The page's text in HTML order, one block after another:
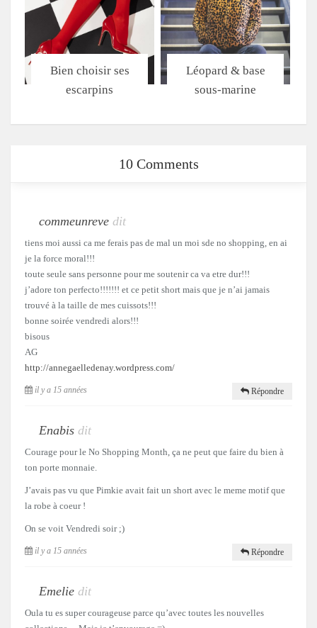
Bien choisir ses
escarpins
Léopard & base
sous-marine
10 Comments
commeunreve dit
tiens moi aussi ca me ferais pas de mal un moi sde no shopping, en ai
je la force moral!!!
toute seule sans personne pour me soutenir ca va etre dur!!!
j’adore ton perfecto!!!!!!! et ce petit short mais que je n’ai jamais
trouvé à la taille de mes cuissots!!!
bonne soirée vendredi alors!!!
bisous
AG
http://annegaelledenay.wordpress.com/
il y a 15 années Répondre
Enabis dit
Courage pour le No Shopping Month, ça ne peut que faire du bien à
ton porte monnaie.
J’avais pas vu que Pimkie avait fait un short avec le meme motif que
la robe à coeur !
On se voit Vendredi soir ;)
il y a 15 années Répondre
Emelie dit
Oula tu es super courageuse parce qu’avec toutes les nouvelles